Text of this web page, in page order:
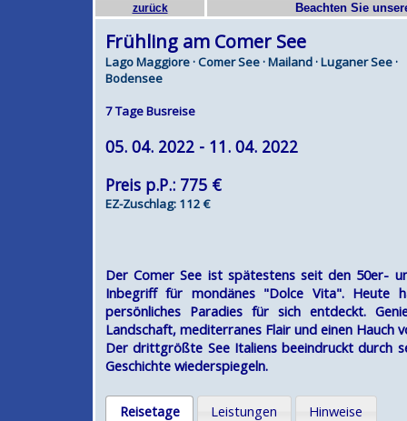
zurück Beachten Sie
Frühling am Comer See
Lago Maggiore · Comer See · Mailand · Luganer See ·
Bodensee
7 Tage Busreise
05. 04. 2022 - 11. 04. 2022
Preis p.P.: 775 €
EZ-Zuschlag: 112 €
Der Comer See ist spätestens seit den 50er-
Inbegriff für mondänes "Dolce Vita". Heute
persönliches Paradies für sich entdeckt.
Landschaft, mediterranes Flair und einen Hauch
Der drittgrößte See Italiens beeindruckt durch
Geschichte wiederspiegeln.
Reisetage Leistungen Hinweise